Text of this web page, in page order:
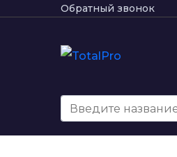
Обратный звонок